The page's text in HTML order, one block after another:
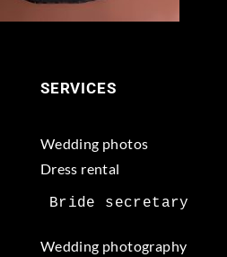
SERVICES
Wedding photos
Dress rental
Wedding photography